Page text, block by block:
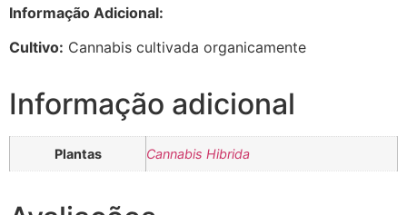
Informação Adicional:
Cultivo: Cannabis cultivada organicamente
Informação adicional
Plantas Cannabis Hibrida